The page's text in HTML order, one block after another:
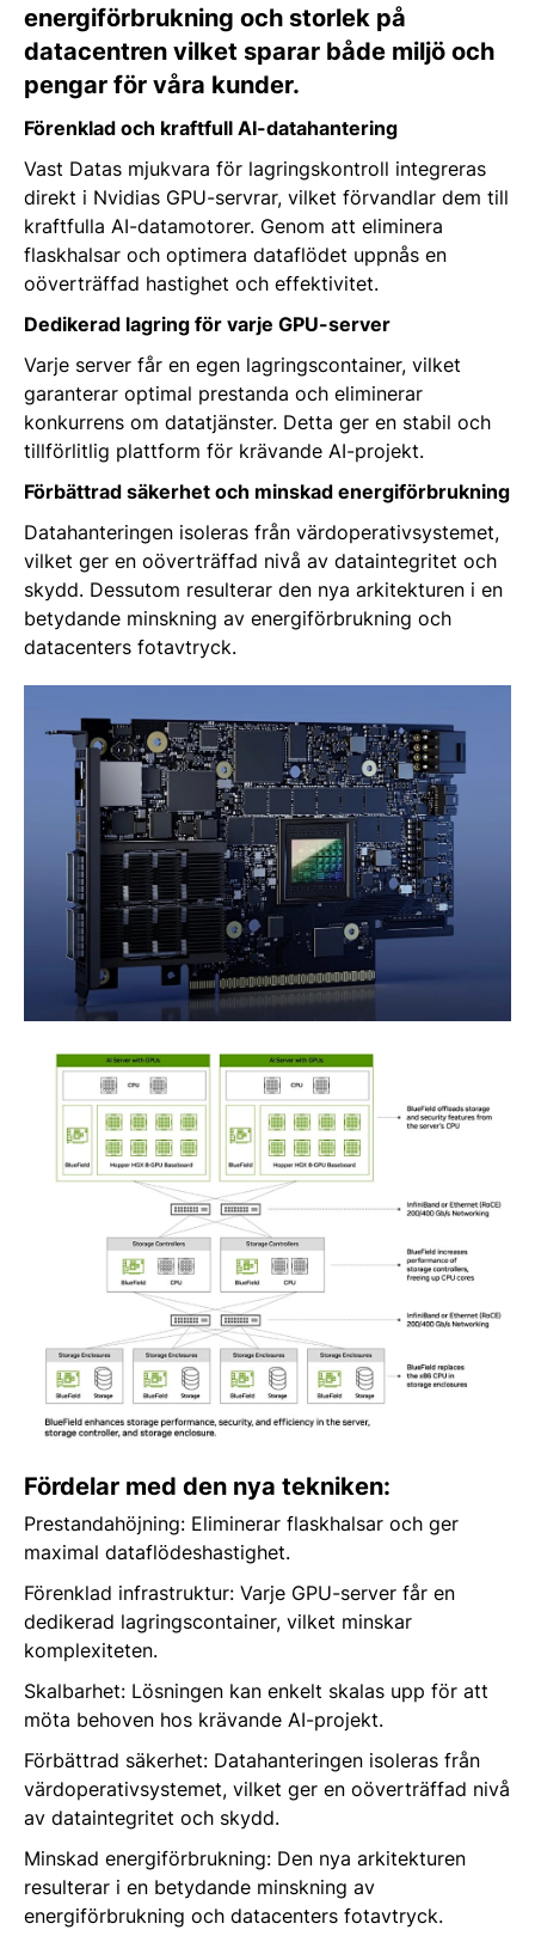
energiförbrukning och storlek på
datacentren vilket sparar både miljö och
pengar för våra kunder.
Förenklad och kraftfull AI-datahantering
Vast Datas mjukvara för lagringskontroll integreras
direkt i Nvidias GPU-servrar, vilket förvandlar dem till
kraftfulla AI-datamotorer. Genom att eliminera
flaskhalsar och optimera dataflödet uppnås en
oöverträffad hastighet och effektivitet.
Dedikerad lagring för varje GPU-server
Varje server får en egen lagringscontainer, vilket
garanterar optimal prestanda och eliminerar
konkurrens om datatjänster. Detta ger en stabil och
tillförlitlig plattform för krävande AI-projekt.
Förbättrad säkerhet och minskad energiförbrukning
Datahanteringen isoleras från värdoperativsystemet,
vilket ger en oöverträffad nivå av dataintegritet och
skydd. Dessutom resulterar den nya arkitekturen i en
betydande minskning av energiförbrukning och
datacenters fotavtryck.
Fördelar med den nya tekniken:
Prestandahöjning: Eliminerar flaskhalsar och ger
maximal dataflödeshastighet.
Förenklad infrastruktur: Varje GPU-server får en
dedikerad lagringscontainer, vilket minskar
komplexiteten.
Skalbarhet: Lösningen kan enkelt skalas upp för att
möta behoven hos krävande AI-projekt.
Förbättrad säkerhet: Datahanteringen isoleras från
värdoperativsystemet, vilket ger en oöverträffad nivå
av dataintegritet och skydd.
Minskad energiförbrukning: Den nya arkitekturen
resulterar i en betydande minskning av
energiförbrukning och datacenters fotavtryck.